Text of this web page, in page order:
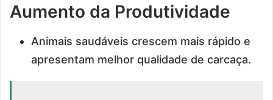
Aumento da Produtividade
Animais saudáveis crescem mais rápido e
apresentam melhor qualidade de carcaça.